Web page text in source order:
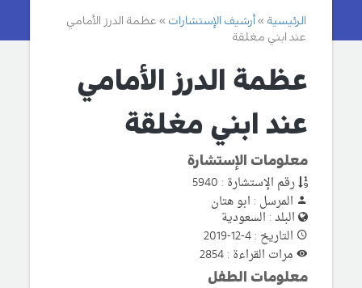
الرئيسية أرشيف الإستشارات
عظمة الدرز الأمامي
عند ابني مغلقة
عظمة الدرز الأمامي
عند ابني مغلقة
معلومات الإستشارة
رقم الإستشارة : 5940
المرسل : ابو هتان
البلد : السعودية
التاريخ : 4-12-2019
مرات القراءة : 2854
معلومات الطفل